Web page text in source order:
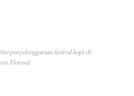
penyelenggaraan festival kopi di
Floresa)